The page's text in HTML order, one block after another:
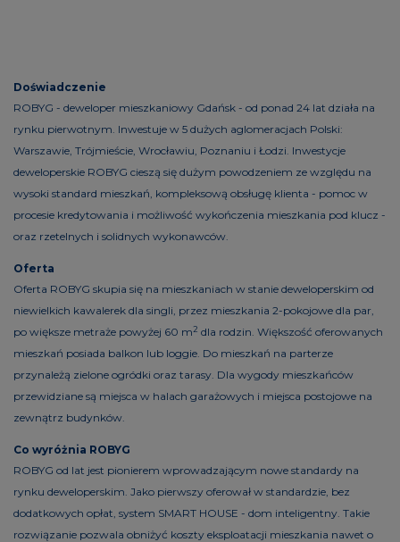
Doświadczenie
ROBYG - deweloper mieszkaniowy Gdańsk - od ponad 24 lat działa na
rynku pierwotnym. Inwestuje w 5 dużych aglomeracjach Polski:
Warszawie, Trójmieście, Wrocławiu, Poznaniu i Łodzi. Inwestycje
deweloperskie ROBYG cieszą się dużym powodzeniem ze względu na
wysoki standard mieszkań, kompleksową obsługę klienta - pomoc w
procesie kredytowania i możliwość wykończenia mieszkania pod klucz -
oraz rzetelnych i solidnych wykonawców.
Oferta
Oferta ROBYG skupia się na mieszkaniach w stanie deweloperskim od
niewielkich kawalerek dla singli, przez mieszkania 2-pokojowe dla par,
po większe metraże powyżej 60 m2 dla rodzin. Większość oferowanych
mieszkań posiada balkon lub loggie. Do mieszkań na parterze
przynależą zielone ogródki oraz tarasy. Dla wygody mieszkańców
przewidziane są miejsca w halach garażowych i miejsca postojowe na
zewnątrz budynków.
Co wyróżnia ROBYG
ROBYG od lat jest pionierem wprowadzającym nowe standardy na
rynku deweloperskim. Jako pierwszy oferował w standardzie, bez
dodatkowych opłat, system SMART HOUSE - dom inteligentny. Takie
rozwiązanie pozwala obniżyć koszty eksploatacji mieszkania nawet o